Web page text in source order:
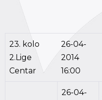
23. kolo
2.Lige
Centar
26-04-
2014
16:00
26-04-